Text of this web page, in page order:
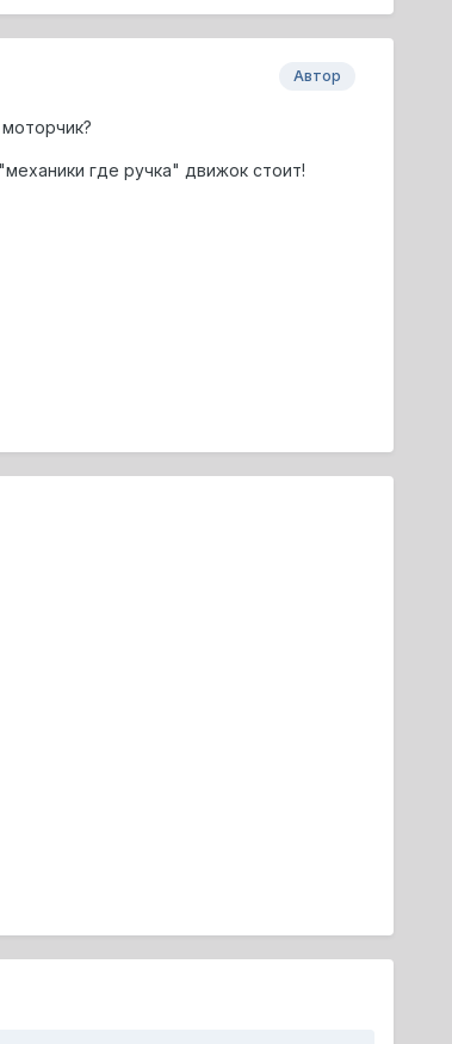
Автор
где ручка" движок стоит!